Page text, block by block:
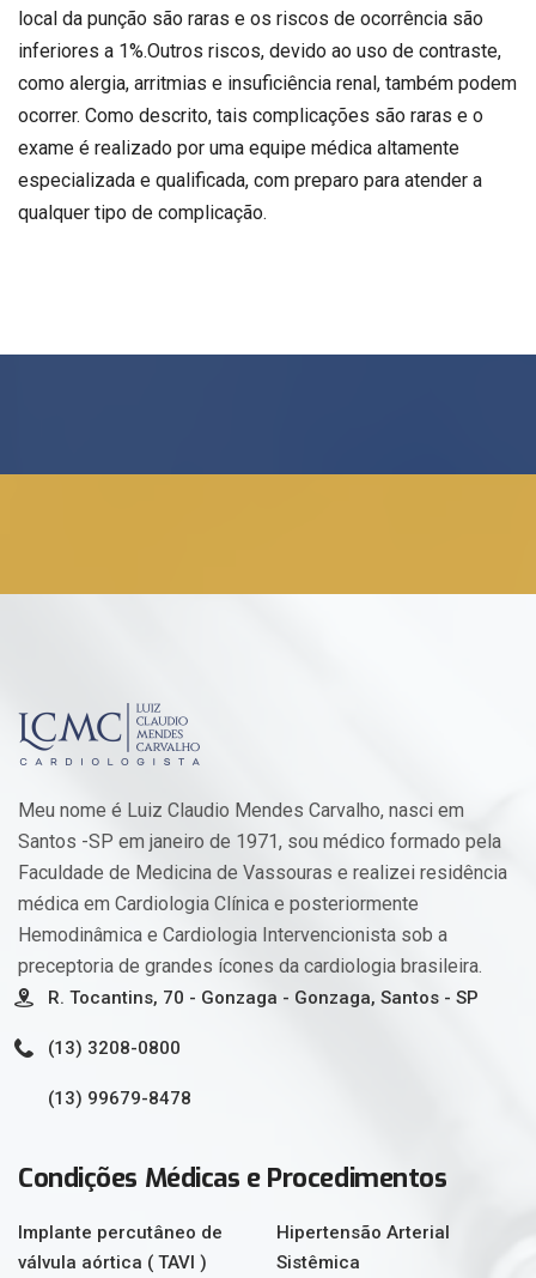
local da punção são raras e os riscos de ocorrência são
inferiores a 1%.Outros riscos, devido ao uso de contraste,
como alergia, arritmias e insuficiência renal, também podem
ocorrer. Como descrito, tais complicações são raras e o
exame é realizado por uma equipe médica altamente
especializada e qualificada, com preparo para atender a
qualquer tipo de complicação.
Meu nome é Luiz Claudio Mendes Carvalho, nasci em
Santos -SP em janeiro de 1971, sou médico formado pela
Faculdade de Medicina de Vassouras e realizei residência
médica em Cardiologia Clínica e posteriormente
Hemodinâmica e Cardiologia Intervencionista sob a
preceptoria de grandes ícones da cardiologia brasileira.
R. Tocantins, 70 - Gonzaga - Gonzaga, Santos - SP
(13) 3208-0800
(13) 99679-8478
Condições Médicas e Procedimentos
Implante percutâneo de
válvula aórtica ( TAVI )
Hipertensão Arterial
Sistêmica